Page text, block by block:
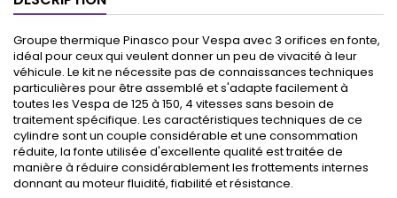
Groupe thermique Pinasco pour Vespa avec 3 orifices en fonte,
idéal pour ceux qui veulent donner un peu de vivacité à leur
véhicule. Le kit ne nécessite pas de connaissances techniques
particulières pour être assemblé et s'adapte facilement à
toutes les Vespa de 125 à 150, 4 vitesses sans besoin de
traitement spécifique. Les caractéristiques techniques de ce
cylindre sont un couple considérable et une consommation
réduite, la fonte utilisée d'excellente qualité est traitée de
manière à réduire considérablement les frottements internes
donnant au moteur fluidité, fiabilité et résistance.